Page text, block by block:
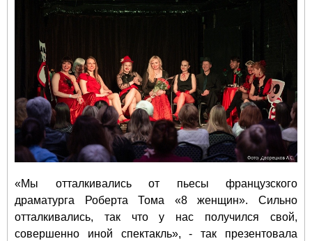
«Мы отталкивались от пьесы французского
драматурга Роберта Тома «8 женщин». Сильно
отталкивались, так что у нас получился свой,
совершенно иной спектакль», - так презентовала